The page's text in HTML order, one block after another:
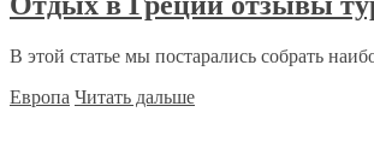
В этой статье мы постарались собрать
Европа Читать дальше